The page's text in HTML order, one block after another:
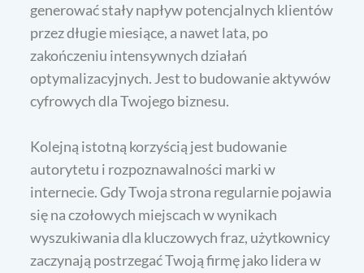
generować stały napływ potencjalnych klientów
przez długie miesiące, a nawet lata, po
zakończeniu intensywnych działań
optymalizacyjnych. Jest to budowanie aktywów
cyfrowych dla Twojego biznesu.
Kolejną istotną korzyścią jest budowanie
autorytetu i rozpoznawalności marki w
internecie. Gdy Twoja strona regularnie pojawia
się na czołowych miejscach w wynikach
wyszukiwania dla kluczowych fraz, użytkownicy
zaczynają postrzegać Twoją firmę jako lidera w